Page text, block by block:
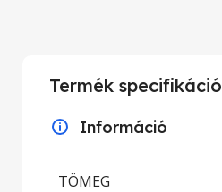
Termék specifikáció
Információ
TÖMEG